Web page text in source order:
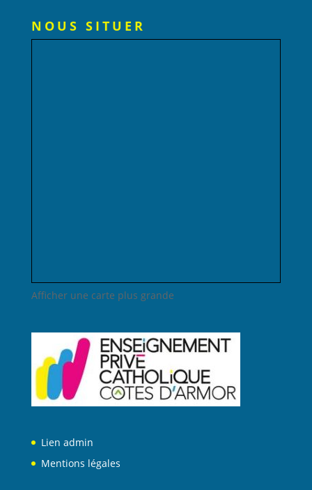
NOUS SITUER
Afficher une carte plus grande
Lien admin
Mentions légales